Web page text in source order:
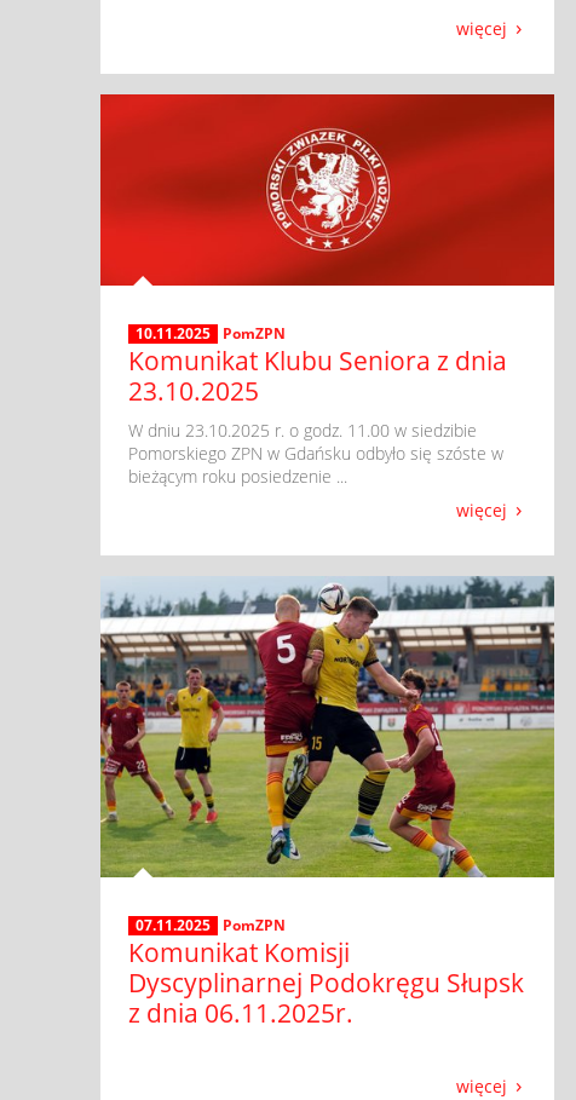
więcej
10.11.2025 PomZPN
Komunikat Klubu Seniora z dnia
23.10.2025
​ W dniu 23.10.2025 r. o godz. 11.00 w siedzibie
Pomorskiego ZPN w Gdańsku odbyło się szóste w
bieżącym roku posiedzenie ...
więcej
07.11.2025 PomZPN
Komunikat Komisji
Dyscyplinarnej Podokręgu Słupsk
z dnia 06.11.2025r.
więcej